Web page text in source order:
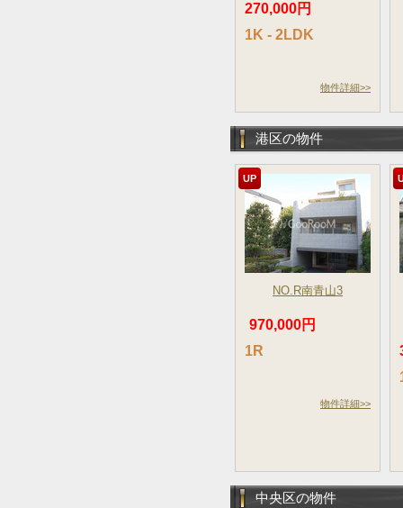
270,000円
1K - 2LDK
物件詳細>>
港区の物件
UP
NO.R南青山3
970,000円
1R
物件詳細>>
中央区の物件